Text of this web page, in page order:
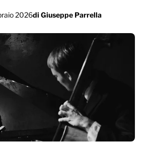
2026di Giuseppe Parrella